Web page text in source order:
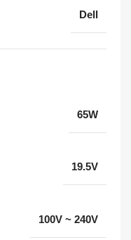
Dell
65W
19.5V
100V ~ 240V